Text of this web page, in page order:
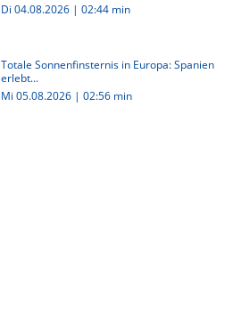
Di 04.08.2026 | 02:44 min
Totale Sonnenfinsternis in Europa: Spanien
erlebt...
Mi 05.08.2026 | 02:56 min